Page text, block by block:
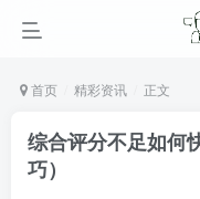
首页 精彩资讯 正文
综合评分不足如何
巧）